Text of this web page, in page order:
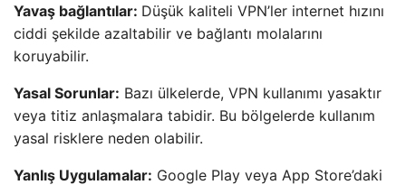
Yavaş bağlantılar: Düşük kaliteli VPN’ler internet hızını
ciddi şekilde azaltabilir ve bağlantı molalarını
koruyabilir.
Yasal Sorunlar: Bazı ülkelerde, VPN kullanımı yasaktır
veya titiz anlaşmalara tabidir. Bu bölgelerde kullanım
yasal risklere neden olabilir.
Yanlış Uygulamalar: Google Play veya App Store’daki